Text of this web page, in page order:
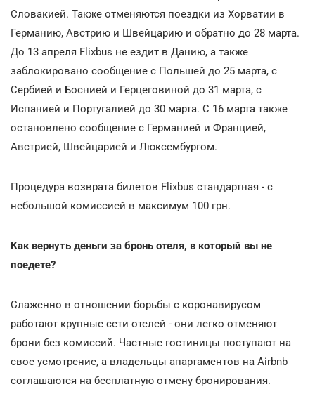
Словакией. Также отменяются поездки из Хорватии в
Германию, Австрию и Швейцарию и обратно до 28 марта.
До 13 апреля Flixbus не ездит в Данию, а также
заблокировано сообщение с Польшей до 25 марта, с
Сербией и Боснией и Герцеговиной до 31 марта, с
Испанией и Португалией до 30 марта. С 16 марта также
остановлено сообщение с Германией и Францией,
Австрией, Швейцарией и Люксембургом.
Процедура возврата билетов Flixbus стандартная - с
небольшой комиссией в максимум 100 грн.
Как вернуть деньги за бронь отеля, в который вы не
поедете?
Слаженно в отношении борьбы с коронавирусом
работают крупные сети отелей - они легко отменяют
брони без комиссий. Частные гостиницы поступают на
свое усмотрение, а владельцы апартаментов на Airbnb
соглашаются на бесплатную отмену бронирования.